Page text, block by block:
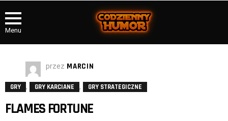
Menu
przez MARCIN
GRY , GRY KARCIANE , GRY STRATEGICZNE
FLAMES FORTUNE